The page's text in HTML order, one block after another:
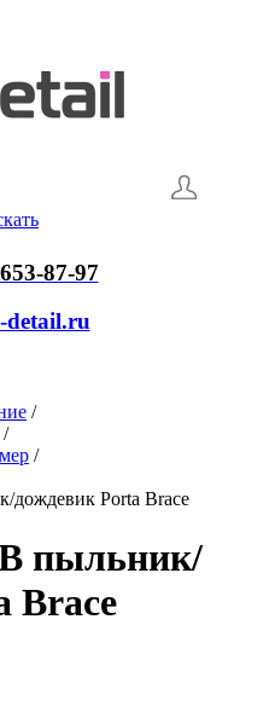
87-97
detail.ru
/
/
/
Porta Brace
пыльник/
Brace